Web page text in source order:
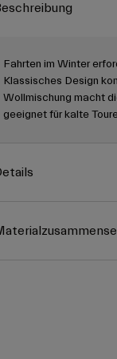
Fahrten im Winter
Klassisches Design
Wollmischung macht
geeignet für kalte